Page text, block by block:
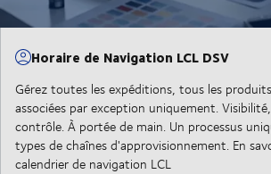
Horaire de Navigation LCL DSV
Gérez toutes les expéditions, tous les
associées par exception uniquement.
contrôle. À portée de main. Un processus
types de chaînes d'approvisionnement. En
calendrier de navigation LCL